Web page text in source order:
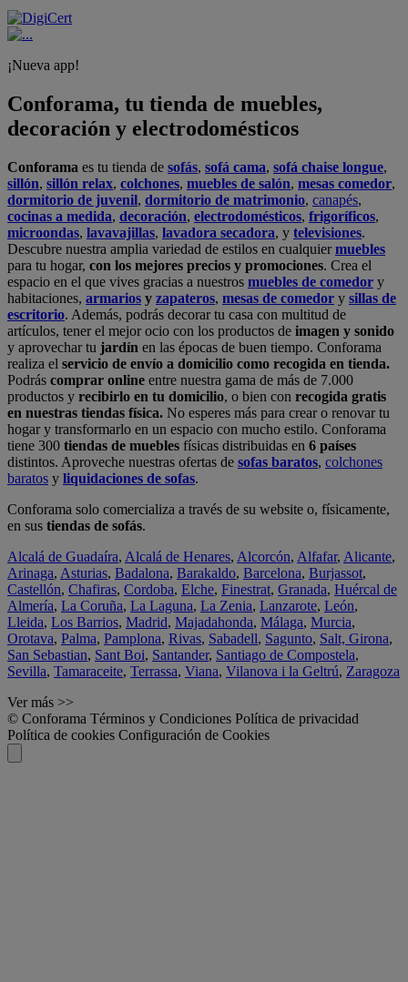
¡Nueva app!
Conforama, tu tienda de muebles,
decoración y electrodomésticos
Conforama es tu tienda de sofás, sofá cama, sofá chaise longue,
sillón, sillón relax, colchones, muebles de salón, mesas comedor,
dormitorio de juvenil, dormitorio de matrimonio, canapés,
cocinas a medida, decoración, electrodomésticos, frigoríficos,
microondas, lavavajillas, lavadora secadora, y televisiones.
Descubre nuestra amplia variedad de estilos en cualquiermuebles
para tu hogar, con los mejores precios y promociones. Crea el
espacio en el que vives gracias a nuestros muebles de comedor y
habitaciones, armarios y zapateros, mesas de comedor y sillas de
escritorio. Además, podrás decorar tu casa con multitud de
artículos, tener el mejor ocio con los productos de imagen y sonido
y aprovechar tu jardín en las épocas de buen tiempo. Conforama
realiza el servicio de envío a domicilio como recogida en tienda.
Podrás comprar online entre nuestra gama de más de 7.000
productos y recibirlo en tu domicilio, o bien con recogida gratis
en nuestras tiendas física. No esperes más para crear o renovar tu
hogar y transformarlo en un espacio con mucho estilo. Conforama
tiene 300 tiendas de muebles físicas distribuidas en 6 países
distintos. Aproveche nuestras ofertas de sofas baratos, colchones
baratos y liquidaciones de sofas.
Conforama solo comercializa a través de su website o, físicamente,
en sus tiendas de sofás.
Alcalá de Guadaíra, Alcalá de Henares, Alcorcón, Alfafar, Alicante,
Arinaga, Asturias, Badalona, Barakaldo, Barcelona, Burjassot,
Castellón, Chafiras, Cordoba, Elche, Finestrat, Granada, Huércal de
Almería, La Coruña, La Laguna, La Zenia, Lanzarote, León,
Lleida, Los Barrios, Madrid, Majadahonda, Málaga, Murcia,
Orotava, Palma, Pamplona, Rivas, Sabadell, Sagunto, Salt, Girona,
San Sebastian, Sant Boi, Santander, Santiago de Compostela,
Sevilla, Tamaraceite, Terrassa, Viana, Vilanova i la Geltrú, Zaragoza
Ver más >>
© Conforama Términos y Condiciones Política de privacidad
Política de cookies Configuración de Cookies